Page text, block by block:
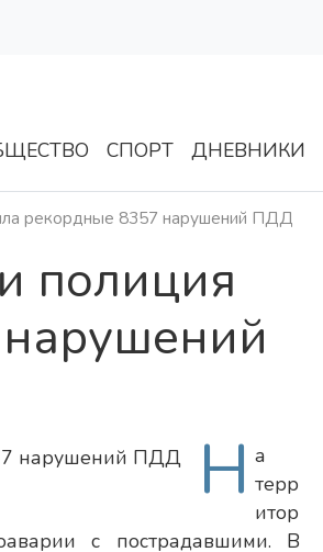
СПОРТ ДНЕВНИКИ
рекордные 8357 нарушений ПДД
полиция
Н а
терр
итор
с пострадавшими. В